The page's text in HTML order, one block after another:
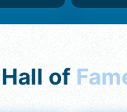
Hall of